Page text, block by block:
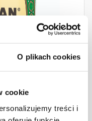
O plikach cookies
cookie
treści i